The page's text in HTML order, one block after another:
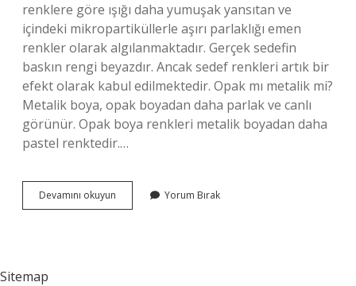
renklere göre ışığı daha yumuşak yansıtan ve
içindeki mikropartiküllerle aşırı parlaklığı emen
renkler olarak algılanmaktadır. Gerçek sedefin
baskın rengi beyazdır. Ancak sedef renkleri artık bir
efekt olarak kabul edilmektedir. Opak mı metalik mi?
Metalik boya, opak boyadan daha parlak ve canlı
görünür. Opak boya renkleri metalik boyadan daha
pastel renktedir.…
Devamını okuyun
Metalik
Yorum Bırak
Sitemap